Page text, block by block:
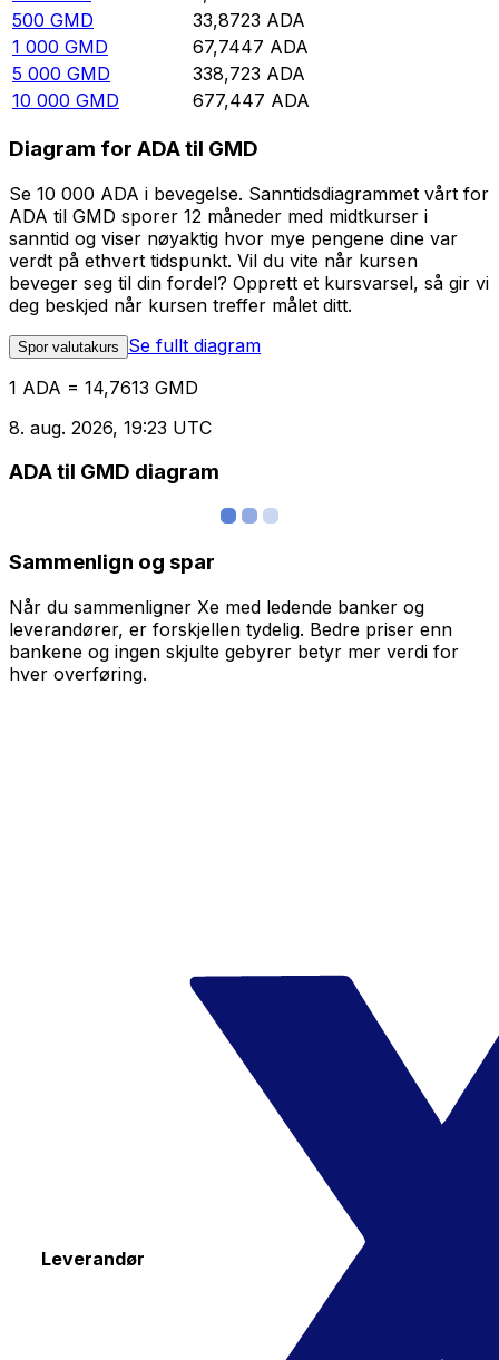
500 GMD 33,8723 ADA
1 000 GMD 67,7447 ADA
5 000 GMD 338,723 ADA
10 000 GMD 677,447 ADA
Diagram for ADA til GMD
Se 10 000 ADA i bevegelse. Sanntidsdiagrammet vårt for
ADA til GMD sporer 12 måneder med midtkurser i
sanntid og viser nøyaktig hvor mye pengene dine var
verdt på ethvert tidspunkt. Vil du vite når kursen
beveger seg til din fordel? Opprett et kursvarsel, så gir vi
deg beskjed når kursen treffer målet ditt.
Spor valutakurs
Se fullt diagram
1 ADA = 14,7613 GMD
8. aug. 2026, 19:23 UTC
ADA til GMD diagram
Sammenlign og spar
Når du sammenligner Xe med ledende banker og
leverandører, er forskjellen tydelig. Bedre priser enn
bankene og ingen skjulte gebyrer betyr mer verdi for
hver overføring.
Leverandør